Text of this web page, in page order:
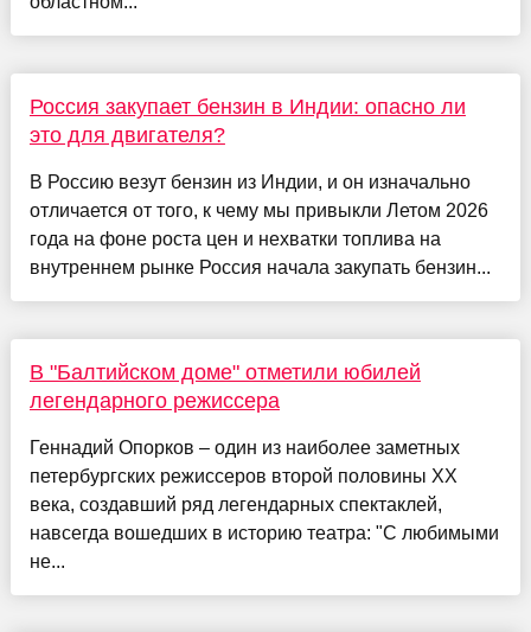
Россия закупает бензин в Индии: опасно ли
это для двигателя?
В Россию везут бензин из Индии, и он изначально
отличается от того, к чему мы привыкли Летом 2026
года на фоне роста цен и нехватки топлива на
внутреннем рынке Россия начала закупать бензин...
В "Балтийском доме" отметили юбилей
легендарного режиссера
Геннадий Опорков – один из наиболее заметных
петербургских режиссеров второй половины XX
века, создавший ряд легендарных спектаклей,
навсегда вошедших в историю театра: "С любимыми
не...